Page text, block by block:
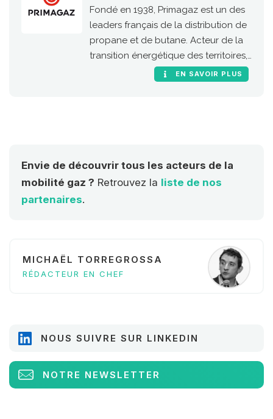
Fondé en 1938, Primagaz est un des
leaders français de la distribution de
propane et de butane. Acteur de la
transition énergétique des territoires,
il accorde une importanceEN SAVOIR PLUS
Envie de découvrir tous les acteurs de la
mobilité gaz ? Retrouvez la liste de nos
partenaires.
MICHAËL TORREGROSSA
RÉDACTEUR EN CHEF
NOUS SUIVRE SUR LINKEDIN
NOTRE NEWSLETTER